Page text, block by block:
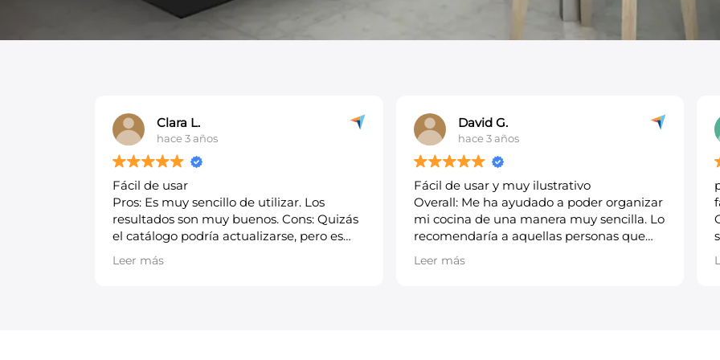
David G.
hace 3 años
Fácil de usar y muy ilustrativo
Overall: Me ha ayudado a poder organizar
mi cocina de una manera muy sencilla. Lo
recomendaría a aquellas personas que
quieran saber cómo pueden amueblar su
Leer más
Amayra S.
hace 3 años
programa de diseño de cocinas practico y
facil de usar
Overall: mi experiencia es muy
satisfactoria, la verdad que despues de
años de uso no tengo queja Pros: su
Leer más